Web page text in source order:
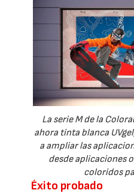
La serie M de la
ahora tinta blanca
a ampliar las
desde aplicaciones
coloridos
Éxito probado